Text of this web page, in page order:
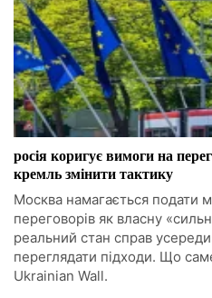
росія коригує вимоги на
кремль змінити тактику
Москва намагається подати
переговорів як власну
реальний стан справ
переглядати підходи. Що
Ukrainian Wall.